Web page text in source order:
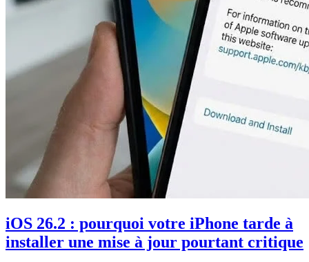
iOS 26.2 : pourquoi votre iPhone tarde à
installer une mise à jour pourtant critique